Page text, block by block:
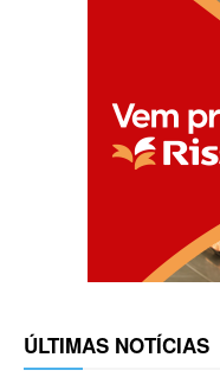
ÚLTIMAS NOTÍCIAS